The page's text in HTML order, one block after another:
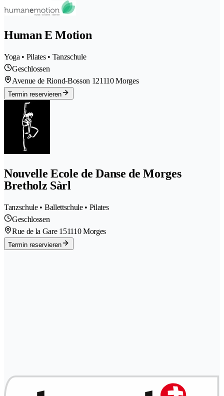
Human E Motion
Yoga • Pilates • Tanzschule
Geschlossen
Avenue de Riond-Bosson 121110 Morges
Termin reservieren
Nouvelle Ecole de Danse de Morges
Bretholz Sàrl
Tanzschule • Ballettschule • Pilates
Geschlossen
Rue de la Gare 151110 Morges
Termin reservieren